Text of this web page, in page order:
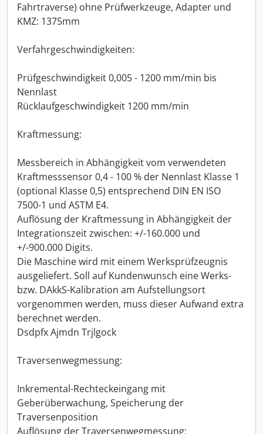
Fahrtraverse) ohne Prüfwerkzeuge, Adapter und
KMZ: 1375mm
Verfahrgeschwindigkeiten:
Prüfgeschwindigkeit 0,005 - 1200 mm/min bis
Nennlast
Rücklaufgeschwindigkeit 1200 mm/min
Kraftmessung:
Messbereich in Abhängigkeit vom verwendeten
Kraftmesssensor 0,4 - 100 % der Nennlast Klasse 1
(optional Klasse 0,5) entsprechend DIN EN ISO
7500-1 und ASTM E4.
Auflösung der Kraftmessung in Abhängigkeit der
Integrationszeit zwischen: +/-160.000 und
+/-900.000 Digits.
Die Maschine wird mit einem Werksprüfzeugnis
ausgeliefert. Soll auf Kundenwunsch eine Werks-
bzw. DAkkS-Kalibration am Aufstellungsort
vorgenommen werden, muss dieser Aufwand extra
berechnet werden.
Dsdpfx Ajmdn Trjlgock
Traversenwegmessung:
Inkremental-Rechteckeingang mit
Geberüberwachung, Speicherung der
Traversenposition
Auflösung der Traversenwegmessung: